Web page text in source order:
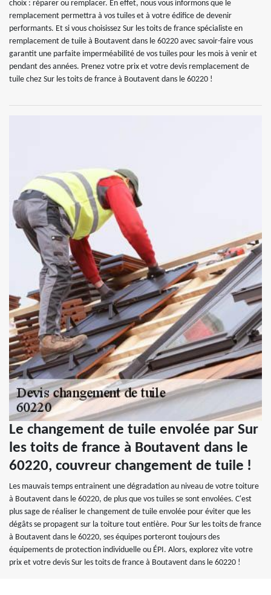
choix : réparer ou remplacer. En effet, nous vous informons que le
remplacement permettra à vos tuiles et à votre édifice de devenir
performants. Et si vous choisissez Sur les toits de france spécialiste en
remplacement de tuile à Boutavent dans le 60220 avec savoir-faire vous
garantit une parfaite imperméabilité de vos tuiles pour les mois à venir et
pendant des années. Prenez votre prix et votre devis remplacement de
tuile chez Sur les toits de france à Boutavent dans le 60220 !
Le changement de tuile envolée par Sur
les toits de france à Boutavent dans le
60220, couvreur changement de tuile !
Les mauvais temps entrainent une dégradation au niveau de votre toiture
à Boutavent dans le 60220, de plus que vos tuiles se sont envolées. C'est
plus sage de réaliser le changement de tuile envolée pour éviter que les
dégâts se propagent sur la toiture tout entière. Pour Sur les toits de france
à Boutavent dans le 60220, ses équipes porteront toujours des
équipements de protection individuelle ou ÉPI. Alors, explorez vite votre
prix et votre devis Sur les toits de france à Boutavent dans le 60220 !